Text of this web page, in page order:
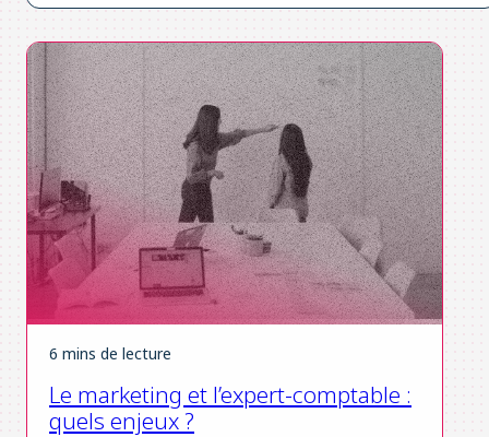
6 mins de lecture
Le marketing et l’expert-comptable :
quels enjeux ?